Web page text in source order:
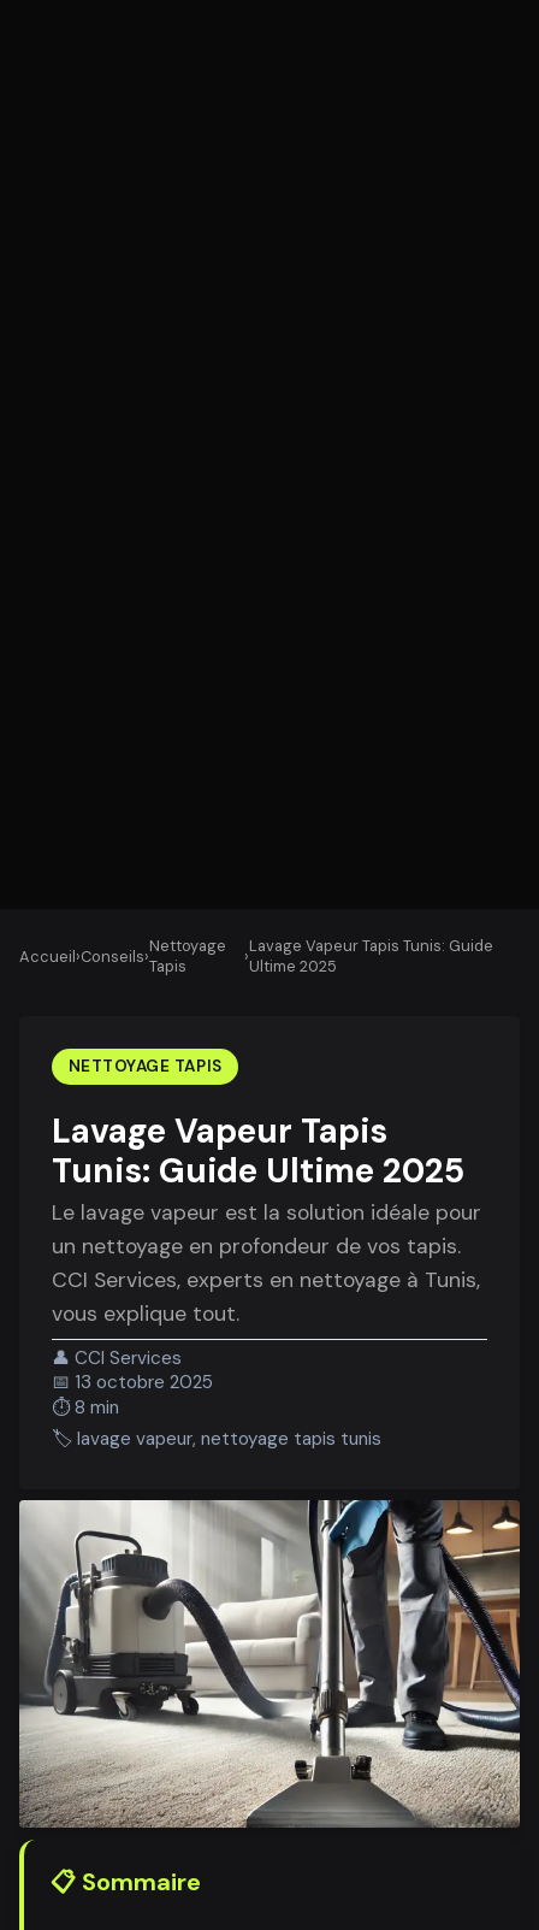
Accueil›Conseils›Nettoyage
Tapis
›Lavage Vapeur Tapis Tunis: Guide
Ultime 2025
NETTOYAGE TAPIS
Lavage Vapeur Tapis
Tunis: Guide Ultime 2025
Le lavage vapeur est la solution idéale pour
un nettoyage en profondeur de vos tapis.
CCI Services, experts en nettoyage à Tunis,
vous explique tout.
👤CCI Services
📅 13 octobre 2025
⏱️8 min
🏷️lavage vapeur, nettoyage tapis tunis
📋 Sommaire